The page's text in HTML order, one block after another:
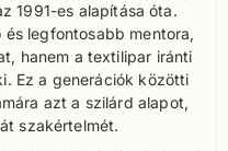
1991-es alapítása óta.
legfontosabb mentora,
hanem a textilipar iránti
Ez a generációk közötti
azt a szilárd alapot,
szakértelmét.